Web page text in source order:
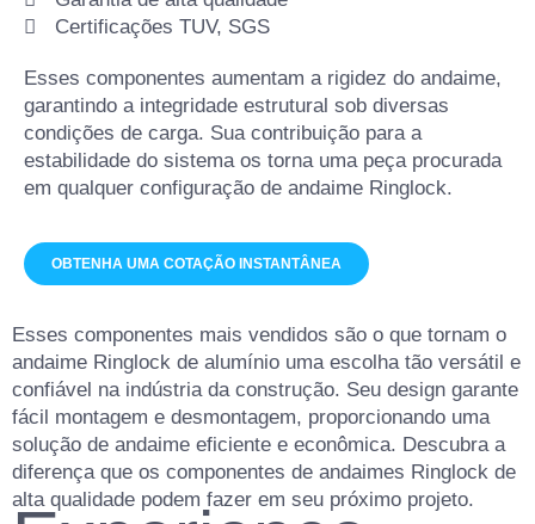
Certificações TUV, SGS
Esses componentes aumentam a rigidez do andaime,
garantindo a integridade estrutural sob diversas
condições de carga. Sua contribuição para a
estabilidade do sistema os torna uma peça procurada
em qualquer configuração de andaime Ringlock.
OBTENHA UMA COTAÇÃO INSTANTÂNEA
Esses componentes mais vendidos são o que tornam o
andaime Ringlock de alumínio uma escolha tão versátil e
confiável na indústria da construção. Seu design garante
fácil montagem e desmontagem, proporcionando uma
solução de andaime eficiente e econômica. Descubra a
diferença que os componentes de andaimes Ringlock de
alta qualidade podem fazer em seu próximo projeto.